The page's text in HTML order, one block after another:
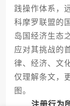
践操作体系，
科摩罗联盟的
岛国经济生态
应对其挑战的
律、经济、文
仅理解条文，
图。
注册行为